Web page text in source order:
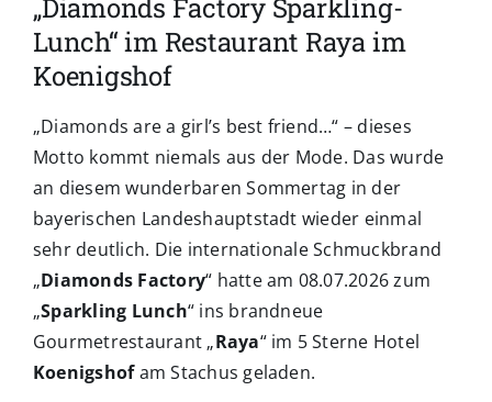
„Diamonds Factory Sparkling-
Lunch“ im Restaurant Raya im
Koenigshof
„Diamonds are a girl’s best friend…“ – dieses
Motto kommt niemals aus der Mode. Das wurde
an diesem wunderbaren Sommertag in der
bayerischen Landeshauptstadt wieder einmal
sehr deutlich. Die internationale Schmuckbrand
„Diamonds Factory“ hatte am 08.07.2026 zum
„Sparkling Lunch“ ins brandneue
Gourmetrestaurant „Raya“ im 5 Sterne Hotel
Koenigshofam Stachus geladen.